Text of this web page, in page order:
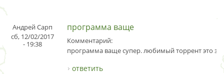
Андрей Сарп
сб, 12/02/2017
- 19:38
программа ваще
Комментарий:
программа ваще супер. любимый торрент это
ответить